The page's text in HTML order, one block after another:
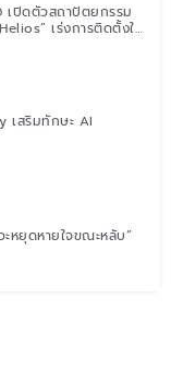
เปิดตัวสถาปัตยกรรม
เร่งการติดตั้งใช้
เสริมทักษะ AI
หยุดหายใจขณะหลับ”